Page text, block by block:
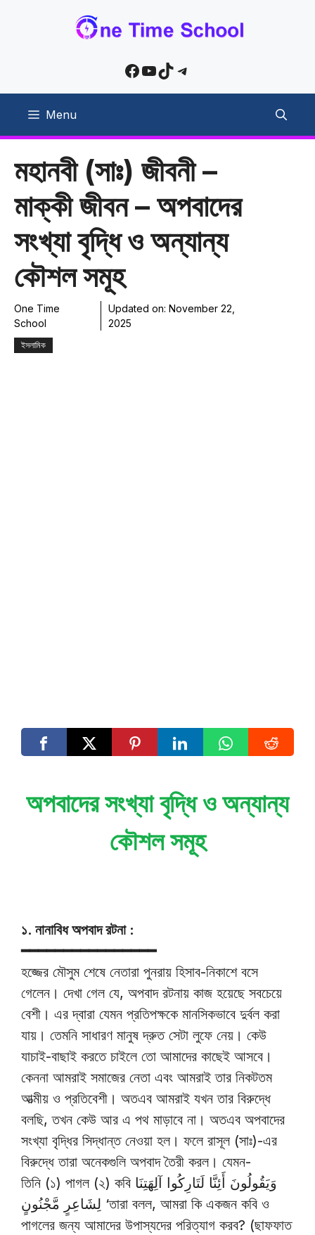
Facebook
YouTube
TikTokTelegram
Menu
মহানবী (সাঃ) জীবনী –
মাক্কী জীবন – অপবাদের
সংখ্যা বৃদ্ধি ও অন্যান্য
কৌশল সমূহ
One Time
School
Updated on: November 22,
2025
ইসলামিক
অপবাদের সংখ্যা বৃদ্ধি ও অন্যান্য
কৌশল সমূহ
১. নানাবিধ অপবাদ রটনা :
━━━━━━━━━━━━━━━━
হজ্জের মৌসুম শেষে নেতারা পুনরায় হিসাব-নিকাশে বসে
গেলেন। দেখা গেল যে, অপবাদ রটনায় কাজ হয়েছে সবচেয়ে
বেশী। এর দ্বারা যেমন প্রতিপক্ষকে মানসিকভাবে দুর্বল করা
যায়। তেমনি সাধারণ মানুষ দ্রুত সেটা লুফে নেয়। কেউ
যাচাই-বাছাই করতে চাইলে তো আমাদের কাছেই আসবে।
কেননা আমরাই সমাজের নেতা এবং আমরাই তার নিকটতম
আত্মীয় ও প্রতিবেশী। অতএব আমরাই যখন তার বিরুদ্ধে
বলছি, তখন কেউ আর এ পথ মাড়াবে না। অতএব অপবাদের
সংখ্যা বৃদ্ধির সিদ্ধান্ত নেওয়া হল। ফলে রাসূল (সাঃ)-এর
বিরুদ্ধে তারা অনেকগুলি অপবাদ তৈরী করল। যেমন-
তিনি (১) পাগল (২) কবি وَيَقُولُونَ أَئِنَّا لَتَارِكُوا آلِهَتِنَا
لِشَاعِرٍ مَّجْنُونٍ ‘তারা বলল, আমরা কি একজন কবি ও
পাগলের জন্য আমাদের উপাস্যদের পরিত্যাগ করব? (ছাফফাত